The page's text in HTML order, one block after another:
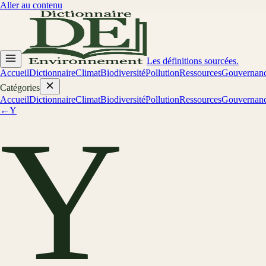
Aller au contenu
Les définitions sourcées.
AccueilDictionnaireClimatBiodiversitéPollutionRessources
Catégories
AccueilDictionnaireClimatBiodiversitéPollutionRessources
←Y
Y